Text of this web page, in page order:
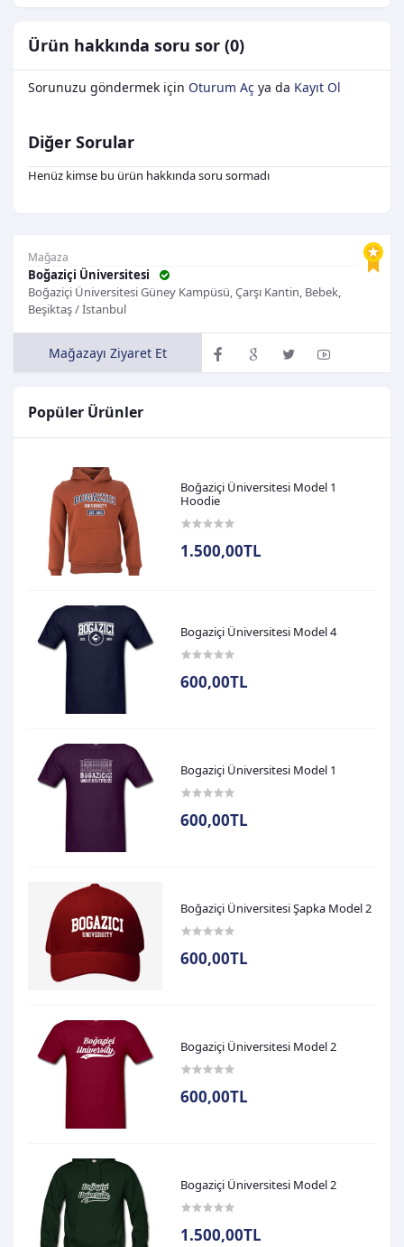
Mağaza
Boğaziçi Üniversitesi
Boğaziçi Üniversitesi Güney Kampüsü, Çarşı Kantin, Bebek,
Beşiktaş / İstanbul
Mağazayı Ziyaret Et
Popüler Ürünler
Boğaziçi Üniversitesi Model 1
Hoodie
1.500,00TL
Bogaziçi Üniversitesi Model 4
600,00TL
Bogaziçi Üniversitesi Model 1
600,00TL
Boğaziçi Üniversitesi Şapka Model 2
600,00TL
Bogaziçi Üniversitesi Model 2
600,00TL
Bogaziçi Üniversitesi Model 2
1.500,00TL
Ürün hakkında soru sor (0)
Sorunuzu göndermek için Oturum Aç ya da Kayıt Ol
Diğer Sorular
Henüz kimse bu ürün hakkında soru sormadı